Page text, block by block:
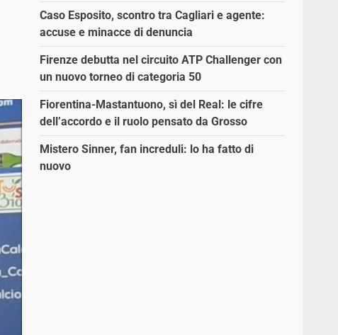
Caso Esposito, scontro tra Cagliari e agente:
accuse e minacce di denuncia
Firenze debutta nel circuito ATP Challenger con
un nuovo torneo di categoria 50
Fiorentina-Mastantuono, sì del Real: le cifre
dell’accordo e il ruolo pensato da Grosso
Mistero Sinner, fan increduli: lo ha fatto di
nuovo